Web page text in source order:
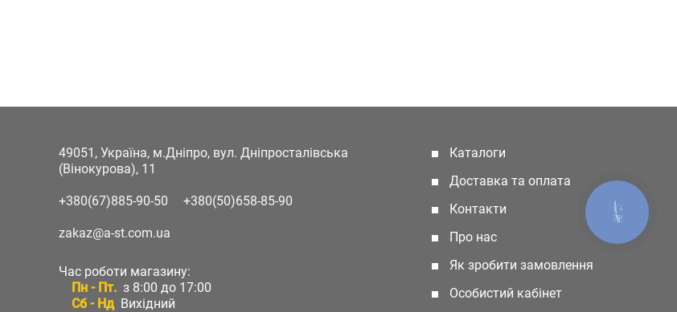
49051, Україна, м.Дніпро, вул. Дніпросталівська
(Вінокурова), 11
+380(67)885-90-50 +380(50)658-85-90
zakaz@a-st.com.ua
Час роботи магазину:
Пн - Пт. з 8:00 до 17:00
Сб - Нд Вихідний
Каталоги
Доставка та оплата
Контакти
Про нас
Як зробити замовлення
Особистий кабінет
КНОПКА
ЗВ'ЯЗКУ